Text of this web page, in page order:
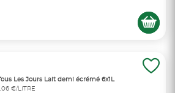
Les Jours Lait demi écrémé 6x1L
€/LITRE